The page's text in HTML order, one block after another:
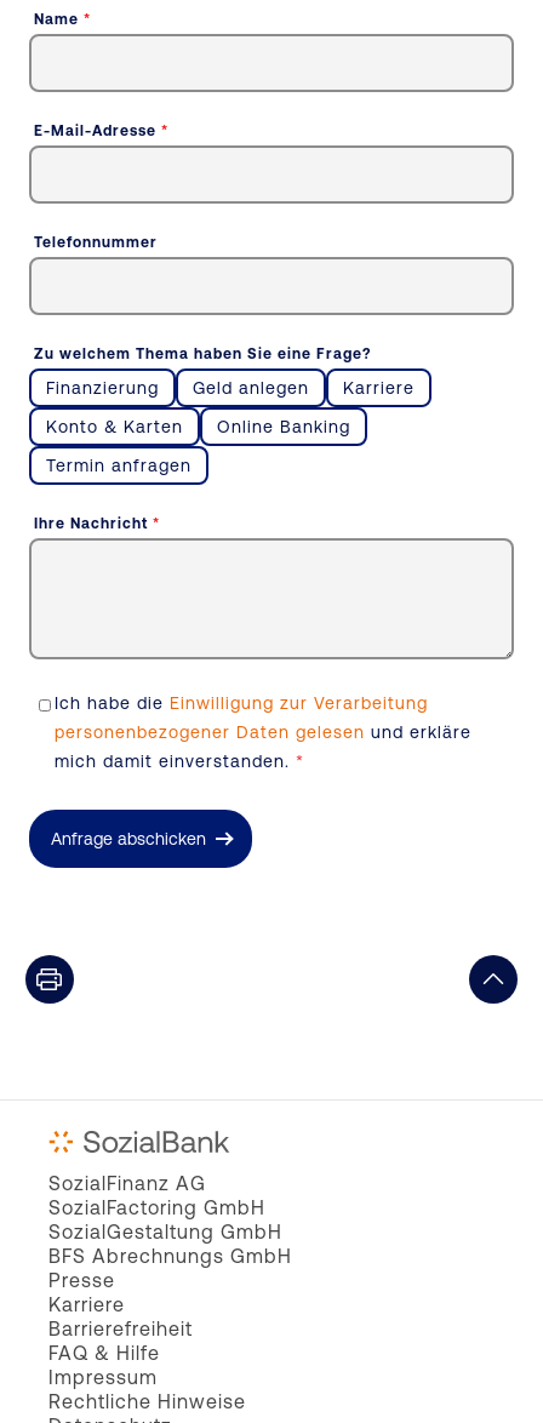
Name *
E-Mail-Adresse *
Telefonnummer
Zu welchem Thema haben Sie eine Frage?
Finanzierung Geld anlegen
Karriere
Konto & Karten
Online Banking
Termin anfragen
Ihre Nachricht *
Ich habe die Einwilligung zur Verarbeitung
personenbezogener Daten gelesenund erkläre
mich damit einverstanden.*
Anfrage abschicken
SozialFinanz AG
SozialFactoring GmbH
SozialGestaltung GmbH
BFS Abrechnungs GmbH
Presse
Karriere
Barrierefreiheit
FAQ & Hilfe
Impressum
Rechtliche Hinweise